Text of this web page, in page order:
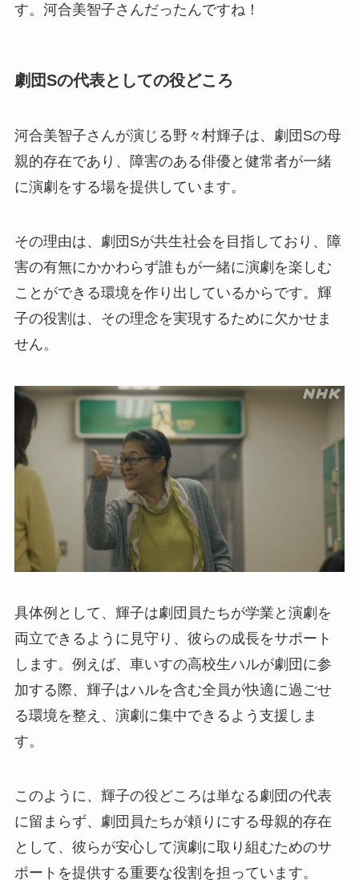
す。河合美智子さんだったんですね！
劇団Sの代表としての役どころ
河合美智子さんが演じる野々村輝子は、劇団Sの母
親的存在であり、障害のある俳優と健常者が一緒
に演劇をする場を提供しています。
その理由は、劇団Sが共生社会を目指しており、障
害の有無にかかわらず誰もが一緒に演劇を楽しむ
ことができる環境を作り出しているからです。輝
子の役割は、その理念を実現するために欠かせま
せん。
具体例として、輝子は劇団員たちが学業と演劇を
両立できるように見守り、彼らの成長をサポート
します。例えば、車いすの高校生ハルが劇団に参
加する際、輝子はハルを含む全員が快適に過ごせ
る環境を整え、演劇に集中できるよう支援しま
す。
このように、輝子の役どころは単なる劇団の代表
に留まらず、劇団員たちが頼りにする母親的存在
として、彼らが安心して演劇に取り組むためのサ
ポートを提供する重要な役割を担っています。